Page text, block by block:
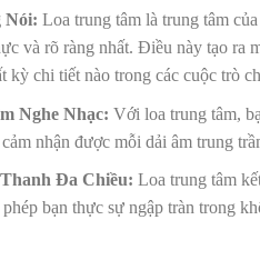
Nói: Loa trung tâm là trung tâm
và rõ ràng nhất. Điều này tạo ra
kỳ chi tiết nào trong các cuộc trò
Nghe Nhạc: Với loa trung tâm,
nhận được mỗi dải âm trung
Đa Chiều: Loa trung tâm
bạn thực sự ngập tràn trong